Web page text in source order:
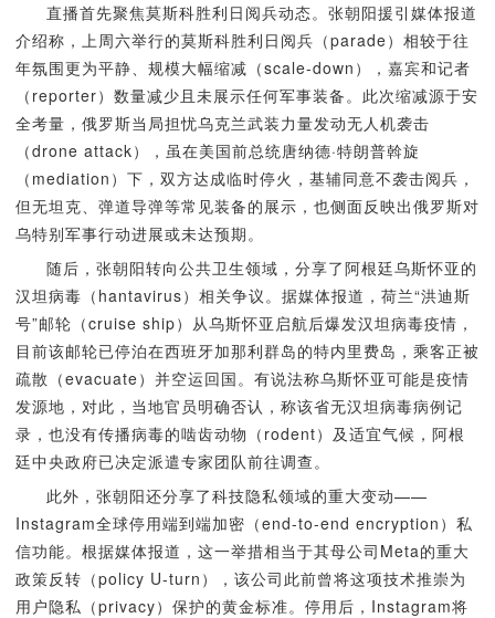
直播首先聚焦莫斯科胜利日阅兵动态。张朝阳援引媒体报道
介绍称，上周六举行的莫斯科胜利日阅兵（parade）相较于往
年氛围更为平静、规模大幅缩减（scale-down），嘉宾和记者
（reporter）数量减少且未展示任何军事装备。此次缩减源于安
全考量，俄罗斯当局担忧乌克兰武装力量发动无人机袭击
（drone attack），虽在美国前总统唐纳德·特朗普斡旋
（mediation）下，双方达成临时停火，基辅同意不袭击阅兵，
但无坦克、弹道导弹等常见装备的展示，也侧面反映出俄罗斯对
乌特别军事行动进展或未达预期。
随后，张朝阳转向公共卫生领域，分享了阿根廷乌斯怀亚的
汉坦病毒（hantavirus）相关争议。据媒体报道，荷兰“洪迪斯
号”邮轮（cruise ship）从乌斯怀亚启航后爆发汉坦病毒疫情，
目前该邮轮已停泊在西班牙加那利群岛的特内里费岛，乘客正被
疏散（evacuate）并空运回国。有说法称乌斯怀亚可能是疫情
发源地，对此，当地官员明确否认，称该省无汉坦病毒病例记
录，也没有传播病毒的啮齿动物（rodent）及适宜气候，阿根
廷中央政府已决定派遣专家团队前往调查。
此外，张朝阳还分享了科技隐私领域的重大变动——
Instagram全球停用端到端加密（end-to-end encryption）私
信功能。根据媒体报道，这一举措相当于其母公司Meta的重大
政策反转（policy U-turn），该公司此前曾将这项技术推崇为
用户隐私（privacy）保护的黄金标准。停用后，Instagram将